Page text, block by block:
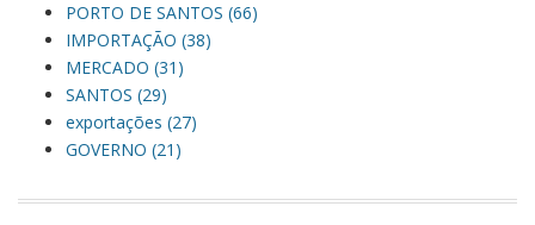
PORTO DE SANTOS (66)
IMPORTAÇÃO (38)
MERCADO (31)
SANTOS (29)
exportações (27)
GOVERNO (21)